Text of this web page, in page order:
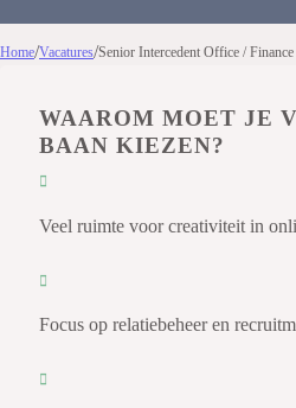
Home/Vacatures/Senior Intercedent Office / Finance
WAAROM MOET JE
BAAN KIEZEN?
Veel ruimte voor creativiteit in
Focus op relatiebeheer en